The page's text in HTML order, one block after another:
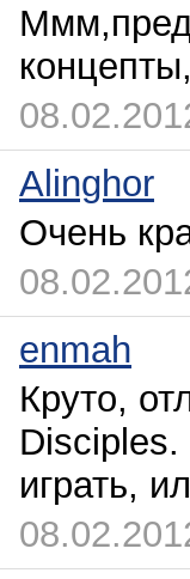
Alinghor
Очень
enmah
Круто,
Disciples.
играть,